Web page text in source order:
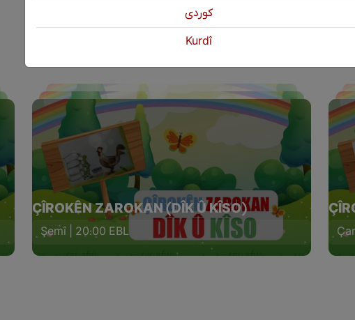
ÇÎROKÊN ZAROKAN (DÎK Û KÎSO)
Şemî | 20:00 EBL
كوردی
Kurdî